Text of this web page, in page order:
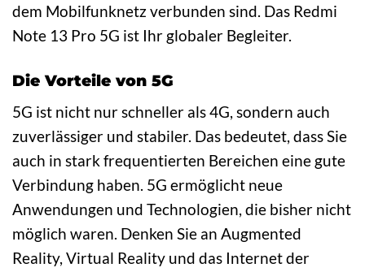
dem Mobilfunknetz verbunden sind. Das Redmi
Note 13 Pro 5G ist Ihr globaler Begleiter.
Die Vorteile von 5G
5G ist nicht nur schneller als 4G, sondern auch
zuverlässiger und stabiler. Das bedeutet, dass Sie
auch in stark frequentierten Bereichen eine gute
Verbindung haben. 5G ermöglicht neue
Anwendungen und Technologien, die bisher nicht
möglich waren. Denken Sie an Augmented
Reality, Virtual Reality und das Internet der